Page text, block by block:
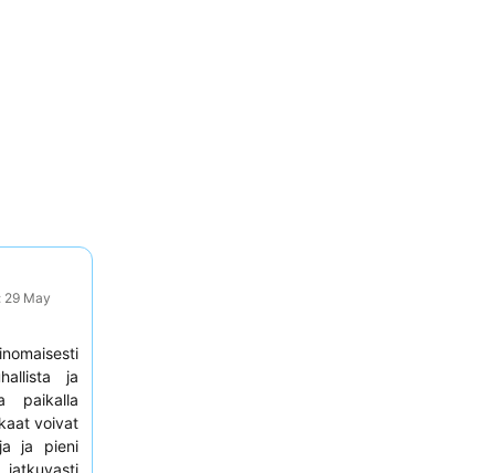
29 May
ja
paikalla
voivat
ja pieni